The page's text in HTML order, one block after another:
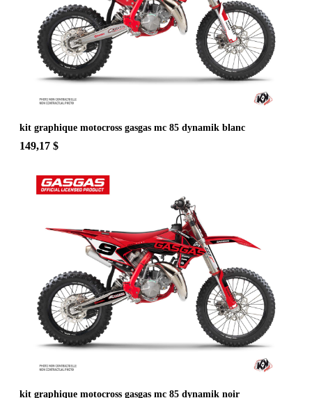
kit graphique motocross gasgas mc 85 dynamik blanc
149,17 $
kit graphique motocross gasgas mc 85 dynamik noir